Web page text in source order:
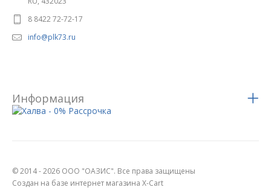
8 8422 72-72-17
info@plk73.ru
Информация
© 2014 - 2026 ООО "ОАЗИС". Все права защищены
Создан на базе интернет магазина X-Cart